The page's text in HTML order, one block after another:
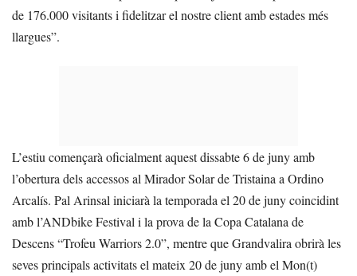
de 176.000 visitants i fidelitzar el nostre client amb estades més
llargues”.
L’estiu començarà oficialment aquest dissabte 6 de juny amb
l’obertura dels accessos al Mirador Solar de Tristaina a Ordino
Arcalís. Pal Arinsal iniciarà la temporada el 20 de juny coincidint
amb l’ANDbike Festival i la prova de la Copa Catalana de
Descens “Trofeu Warriors 2.0”, mentre que Grandvalira obrirà les
seves principals activitats el mateix 20 de juny amb el Mon(t)